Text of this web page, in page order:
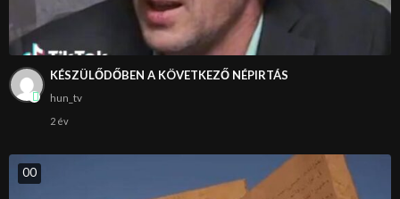
KÉSZÜLŐDŐBEN A KÖVETKEZŐ NÉPIRTÁS
hun_tv
2 év
00